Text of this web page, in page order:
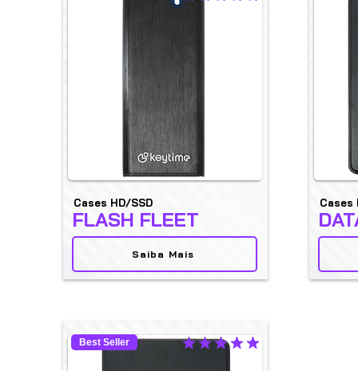
FLASH FLEET
Cases HD/SSD
Saiba Mais
Cases
Best Seller classificação média é 5 de 5